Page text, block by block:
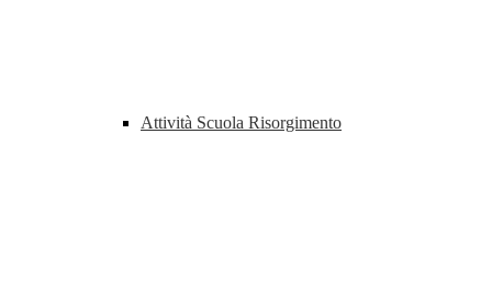
Attività Scuola Risorgimento